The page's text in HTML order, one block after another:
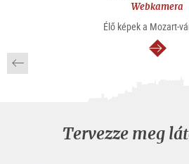
Webkamera
Élő képek a Mozart-
Tervezze meg